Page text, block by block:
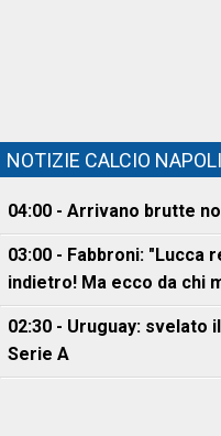
NOTIZIE CALCIO NAPOLI
04:00 - Arrivano brutte
03:00 - Fabbroni: "Lucca
indietro! Ma ecco da chi
02:30 - Uruguay: svelato
Serie A